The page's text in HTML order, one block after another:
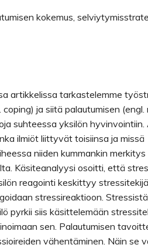
kokemus,
artikkelissa tarkastelemme
ja siitä palautumisen (engl.
suhteessa yksilön hyvinvointiin.
ilmiöt liittyvät toisiinsa ja missä
niiden kummankin
Käsiteanalyysi osoitti, että
reagointi keskittyy
stressireaktioon. Stressistä
pyrkii siis käsittelemään
sen. Palautumisen
vähentäminen. Näin se